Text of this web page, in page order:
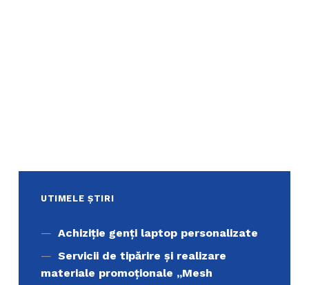
UTIMELE ȘTIRI
Achiziţie genți laptop personalizate
Servicii de tipărire şi realizare
materiale promoţionale ,,Mesh